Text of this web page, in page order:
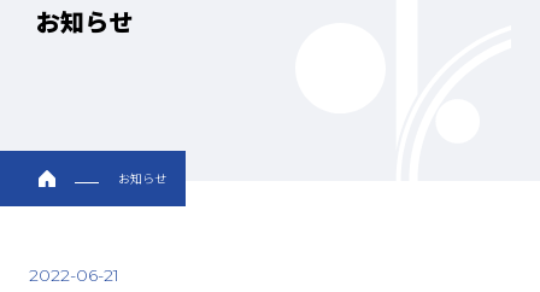
お知らせ
お知らせ
2022-06-21